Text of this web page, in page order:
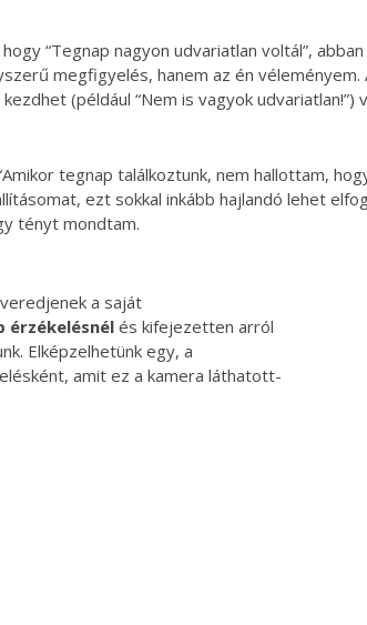
“Tegnap nagyon udvariatlan voltál”,
megfigyelés, hanem az én véleményem.
(például “Nem is vagyok
tegnap találkoztunk, nem hallottam,
ezt sokkal inkább hajlandó lehet
tényt mondtam.
a saját
érzékelésnél és kifejezetten arról
Elképzelhetünk egy, a
amit ez a kamera láthatott-